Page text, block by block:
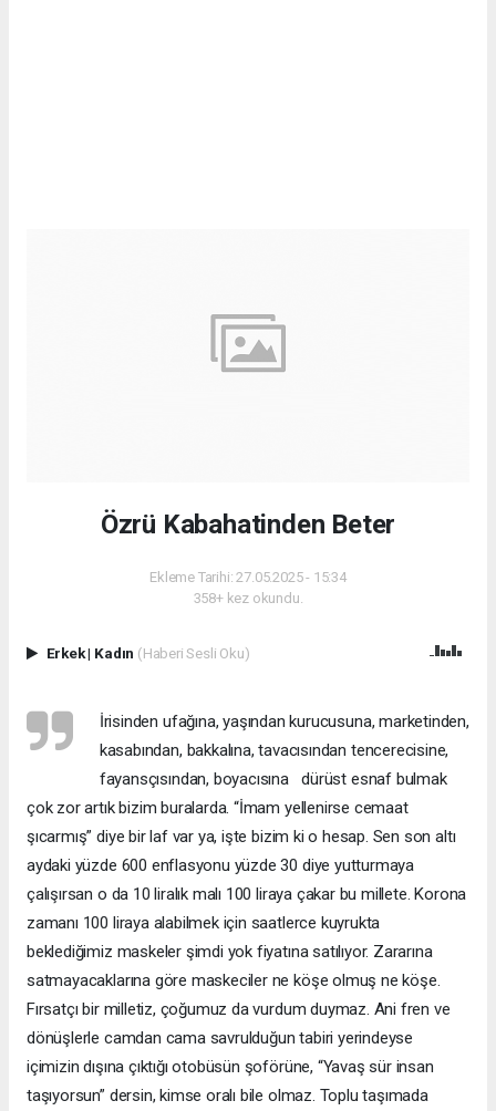
Özrü Kabahatinden Beter
Ekleme Tarihi: 27.05.2025 - 15:34
358+ kez okundu.
Erkek| Kadın (Haberi Sesli Oku)
İrisinden ufağına, yaşından kurucusuna, marketinden,
kasabından, bakkalına, tavacısından tencerecisine,
fayansçısından, boyacısına dürüst esnaf bulmak
çok zor artık bizim buralarda. “İmam yellenirse cemaat
şıcarmış” diye bir laf var ya, işte bizim ki o hesap. Sen son altı
aydaki yüzde 600 enflasyonu yüzde 30 diye yutturmaya
çalışırsan o da 10 liralık malı 100 liraya çakar bu millete. Korona
zamanı 100 liraya alabilmek için saatlerce kuyrukta
beklediğimiz maskeler şimdi yok fiyatına satılıyor. Zararına
satmayacaklarına göre maskeciler ne köşe olmuş ne köşe.
Fırsatçı bir milletiz, çoğumuz da vurdum duymaz. Ani fren ve
dönüşlerle camdan cama savrulduğun tabiri yerindeyse
içimizin dışına çıktığı otobüsün şoförüne, “Yavaş sür insan
taşıyorsun” dersin, kimse oralı bile olmaz. Toplu taşımada